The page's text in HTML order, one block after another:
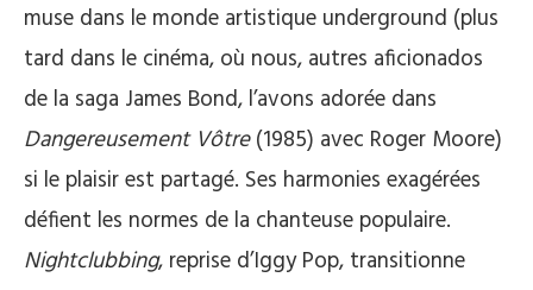
muse dans le monde artistique underground (plus
tard dans le cinéma, où nous, autres aficionados
de la saga James Bond, l’avons adorée dans
Dangereusement Vôtre(1985) avec Roger Moore)
si le plaisir est partagé. Ses harmonies exagérées
défient les normes de la chanteuse populaire.
Nightclubbing, reprise d’Iggy Pop, transitionne